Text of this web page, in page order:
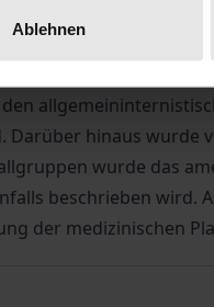
Ablehnen
der
und
Darüber hinaus wurde
wurde das
beschrieben wird.
der medizinischen